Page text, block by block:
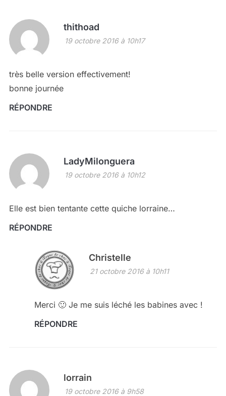
thithoad
19 octobre 2016 à 10h17
très belle version effectivement!
bonne journée
RÉPONDRE
LadyMilonguera
19 octobre 2016 à 10h12
Elle est bien tentante cette quiche lorraine…
RÉPONDRE
Christelle
21 octobre 2016 à 10h11
Merci 🙂 Je me suis léché les babines avec !
RÉPONDRE
lorrain
19 octobre 2016 à 9h58